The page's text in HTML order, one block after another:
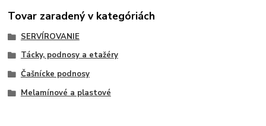
Tovar zaradený v kategóriách
SERVÍROVANIE
Tácky, podnosy a etažéry
Čašnícke podnosy
Melamínové a plastové